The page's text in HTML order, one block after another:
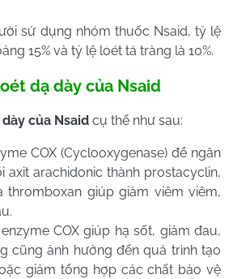
sử dụng nhóm thuốc Nsaid, tỷ lệ
15% và tỷ lệ loét tá tràng là 10%.
dạ dày của Nsaid
của Nsaid cụ thể như sau:
COX (Cyclooxygenase) để ngăn
axit arachidonic thành prostacyclin,
thromboxan giúp giảm viêm viêm,
COX giúp hạ sốt, giảm đau,
cũng ảnh hưởng đến quá trình tạo
giảm tổng hợp các chất bảo vệ